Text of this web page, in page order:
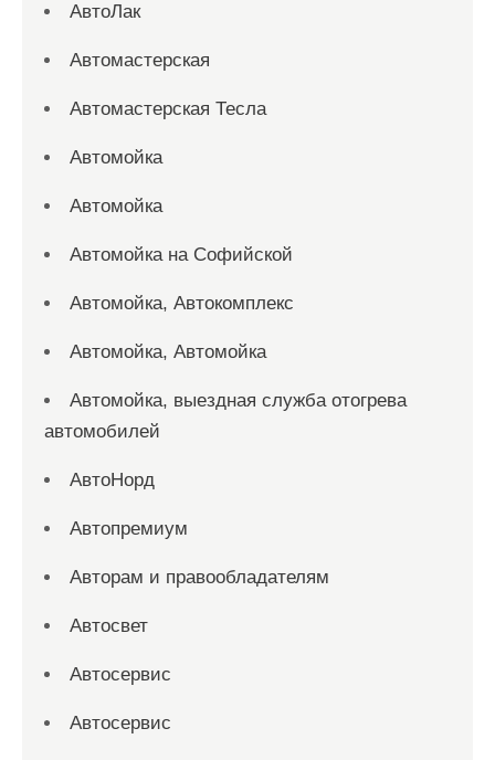
АвтоЛак
Автомастерская
Автомастерская Тесла
Автомойка
Автомойка
Автомойка на Софийской
Автомойка, Автокомплекс
Автомойка, Автомойка
Автомойка, выездная служба отогрева
автомобилей
АвтоНорд
Автопремиум
Авторам и правообладателям
Автосвет
Автосервис
Автосервис